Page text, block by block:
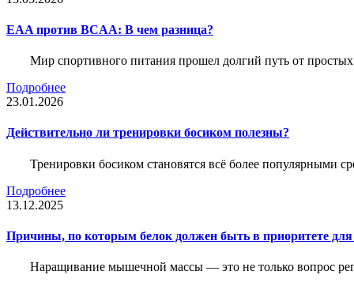
EAA против BCAA: В чем разница?
Мир спортивного питания прошел долгий путь от
Подробнее
23.01.2026
Действительно ли тренировки босиком полезны?
Тренировки босиком становятся всё более популярными
Подробнее
13.12.2025
Причины, по которым белок должен быть в приоритете
Наращивание мышечной массы — это не только вопрос